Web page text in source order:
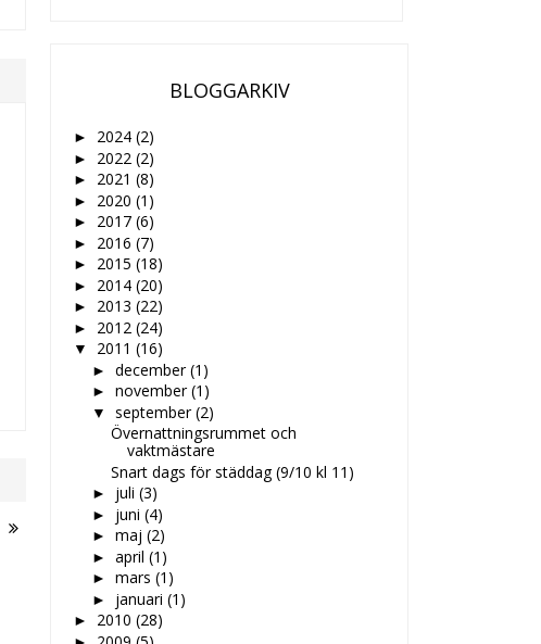
BLOGGARKIV
► 2024 (2)
► 2022 (2)
► 2021 (8)
► 2020 (1)
► 2017 (6)
► 2016 (7)
► 2015 (18)
► 2014 (20)
► 2013 (22)
► 2012 (24)
▼ 2011 (16)
► december(1)
► november(1)
▼ september(2)
Övernattningsrummet och
vaktmästare
Snart dags för städdag (9/10 kl 11)
► juli (3)
► juni (4)
► maj (2)
► april (1)
► mars (1)
► januari (1)
► 2010 (28)